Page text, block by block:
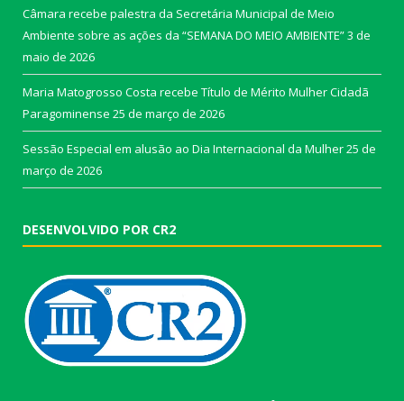
Câmara recebe palestra da Secretária Municipal de Meio
Ambiente sobre as ações da “SEMANA DO MEIO AMBIENTE”3 de
maio de 2026
Maria Matogrosso Costa recebe Título de Mérito Mulher Cidadã
Paragominense 25 de março de 2026
Sessão Especial em alusão ao Dia Internacional da Mulher25 de
março de 2026
DESENVOLVIDO POR CR2